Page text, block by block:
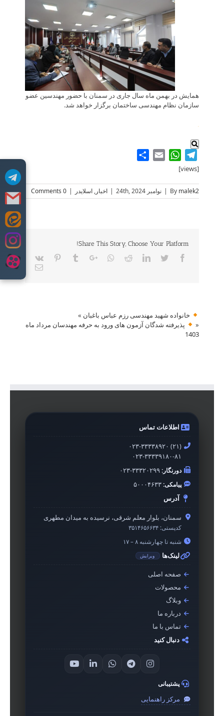
content
همایش در بهمن ماه سال جاری در سمنان با حضور مهندسین عضو
سازمان نظام مهندسی ساختمان برگزار خواهد شد.
.
Telegram
WhatsApp
Email
[views]
By malek2
| نوامبر 24th, 2024 | اخبار, اسلایدر |
0 Comments
Share This Story, Choose Your Platform!
Facebook
Twitter
LinkedIn
Reddit
Whatsapp
Google+
Tumblr
Pinterest
Vk
Email
خانواده شهید مهندسی رزم عباس باغبان »
«
پذیرفته شدگان آزمون های ورود به حرفه مهندسان مرداد ماه
1403
اطلاعات تماس
۰۲۳-۳۳۳۳۸۹۲۰ (۲۱)
۰۲۳-۳۳۳۳۹۱۸۰-۸۱
دورنگار:۰۲۳-۳۳۳۲۰۲۹۹
پیامکی:۵۰۰۰۴۶۳۳
آدرس
سمنان، بلوار معلم شرقی، نرسیده به میدان مطهری
کدپستی: ۳۵۱۴۶۵۶۶۳۴
شنبه تا چهارشنبه ۸ – ۱۷
لینک‌ها ویرایش
صفحه اصلی
محصولات
وبلاگ
درباره ما
تماس با ما
دنبال کنید
پشتیبانی
مرکز راهنمایی